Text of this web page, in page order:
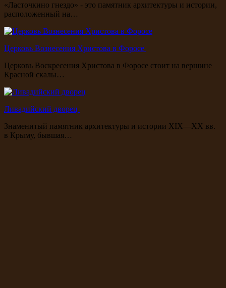
«Ласточкино гнездо» - это памятник архитектуры и истории,
расположенный на…
Церковь Вознесения Христова в Форосе
Церковь Воскресения Христова в Форосе стоит на вершине
Красной скалы…
Ливадийский дворец
Знаменитый памятник архитектуры и истории XIX—XX вв.
в Крыму, бывшая…